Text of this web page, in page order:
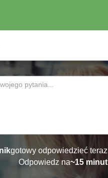
gotowy odpowiedzieć teraz
Odpowiedz na~15 minut